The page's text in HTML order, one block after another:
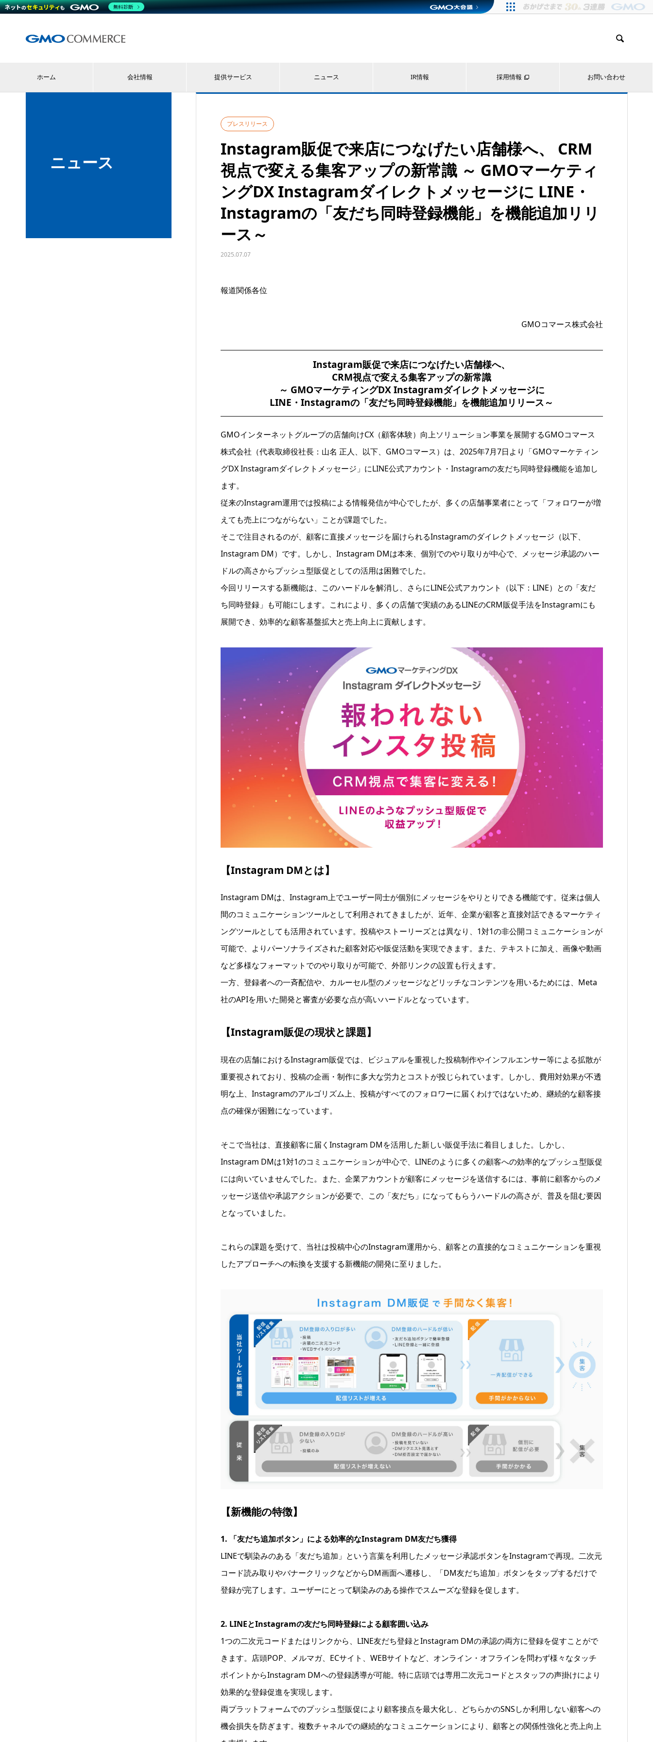

ホーム 会社情報 提供サービス ニュース IR情報 採用情報 お問い合わせ
ニュース
プレスリリース
Instagram販促で来店につなげたい店舗様へ、 CRM
視点で変える集客アップの新常識 ～ GMOマーケティ
ングDX Instagramダイレクトメッセージに LINE・
Instagramの「友だち同時登録機能」を機能追加リリ
ース～
2025.07.07
報道関係各位
GMOコマース株式会社
Instagram販促で来店につなげたい店舗様へ、
CRM視点で変える集客アップの新常識
～ GMOマーケティングDX Instagramダイレクトメッセージに
LINE・Instagramの「友だち同時登録機能」を機能追加リリース～
GMOインターネットグループの店舗向けCX（顧客体験）向上ソリューション事業を展開するGMOコマース
株式会社（代表取締役社長：山名 正人、以下、GMOコマース）は、2025年7月7日より「GMOマーケティン
グDX Instagramダイレクトメッセージ」にLINE公式アカウント・Instagramの友だち同時登録機能を追加し
ます。
従来のInstagram運用では投稿による情報発信が中心でしたが、多くの店舗事業者にとって「フォロワーが増
えても売上につながらない」ことが課題でした。
そこで注目されるのが、顧客に直接メッセージを届けられるInstagramのダイレクトメッセージ（以下、
Instagram DM）です。しかし、Instagram DMは本来、個別でのやり取りが中心で、メッセージ承認のハー
ドルの高さからプッシュ型販促としての活用は困難でした。
今回リリースする新機能は、このハードルを解消し、さらにLINE公式アカウント（以下：LINE）との「友だ
ち同時登録」も可能にします。これにより、多くの店舗で実績のあるLINEのCRM販促手法をInstagramにも
展開でき、効率的な顧客基盤拡大と売上向上に貢献します。
【Instagram DMとは】
Instagram DMは、Instagram上でユーザー同士が個別にメッセージをやりとりできる機能です。従来は個人
間のコミュニケーションツールとして利用されてきましたが、近年、企業が顧客と直接対話できるマーケティ
ングツールとしても活用されています。投稿やストーリーズとは異なり、1対1の非公開コミュニケーションが
可能で、よりパーソナライズされた顧客対応や販促活動を実現できます。また、テキストに加え、画像や動画
など多様なフォーマットでのやり取りが可能で、外部リンクの設置も行えます。
一方、登録者への一斉配信や、カルーセル型のメッセージなどリッチなコンテンツを用いるためには、Meta
社のAPIを用いた開発と審査が必要な点が高いハードルとなっています。
【Instagram販促の現状と課題】
現在の店舗におけるInstagram販促では、ビジュアルを重視した投稿制作やインフルエンサー等による拡散が
重要視されており、投稿の企画・制作に多大な労力とコストが投じられています。しかし、費用対効果が不透
明な上、Instagramのアルゴリズム上、投稿がすべてのフォロワーに届くわけではないため、継続的な顧客接
点の確保が困難になっています。
そこで当社は、直接顧客に届くInstagram DMを活用した新しい販促手法に着目しました。しかし、
Instagram DMは1対1のコミュニケーションが中心で、LINEのように多くの顧客への効率的なプッシュ型販促
には向いていませんでした。また、企業アカウントが顧客にメッセージを送信するには、事前に顧客からのメ
ッセージ送信や承認アクションが必要で、この「友だち」になってもらうハードルの高さが、普及を阻む要因
となっていました。
これらの課題を受けて、当社は投稿中心のInstagram運用から、顧客との直接的なコミュニケーションを重視
したアプローチへの転換を支援する新機能の開発に至りました。
【新機能の特徴】
1. 「友だち追加ボタン」による効率的なInstagram DM友だち獲得
LINEで馴染みのある「友だち追加」という言葉を利用したメッセージ承認ボタンをInstagramで再現。二次元
コード読み取りやバナークリックなどからDM画面へ遷移し、「DM友だち追加」ボタンをタップするだけで
登録が完了します。ユーザーにとって馴染みのある操作でスムーズな登録を促します。
2. LINEとInstagramの友だち同時登録による顧客囲い込み
1つの二次元コードまたはリンクから、LINE友だち登録とInstagram DMの承認の両方に登録を促すことがで
きます。店頭POP、メルマガ、ECサイト、WEBサイトなど、オンライン・オフラインを問わず様々なタッチ
ポイントからInstagram DMへの登録誘導が可能。特に店頭では専用二次元コードとスタッフの声掛けにより
効果的な登録促進を実現します。
両プラットフォームでのプッシュ型販促により顧客接点を最大化し、どちらかのSNSしか利用しない顧客への
機会損失を防ぎます。複数チャネルでの継続的なコミュニケーションにより、顧客との関係性強化と売上向上
無料診断